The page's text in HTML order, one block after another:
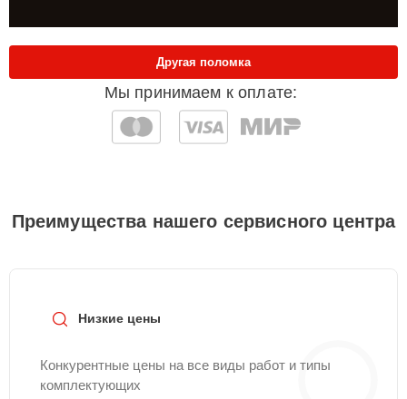
Мы принимаем к оплате:
Другая поломка
Преимущества нашего сервисного центра
Низкие цены
Конкурентные цены на все виды работ и типы
комплектующих